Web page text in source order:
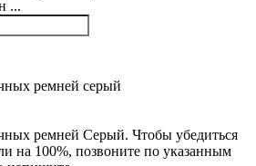
...
ремней серый
ремней Серый. Чтобы убедиться
на 100%, позвоните по указанным